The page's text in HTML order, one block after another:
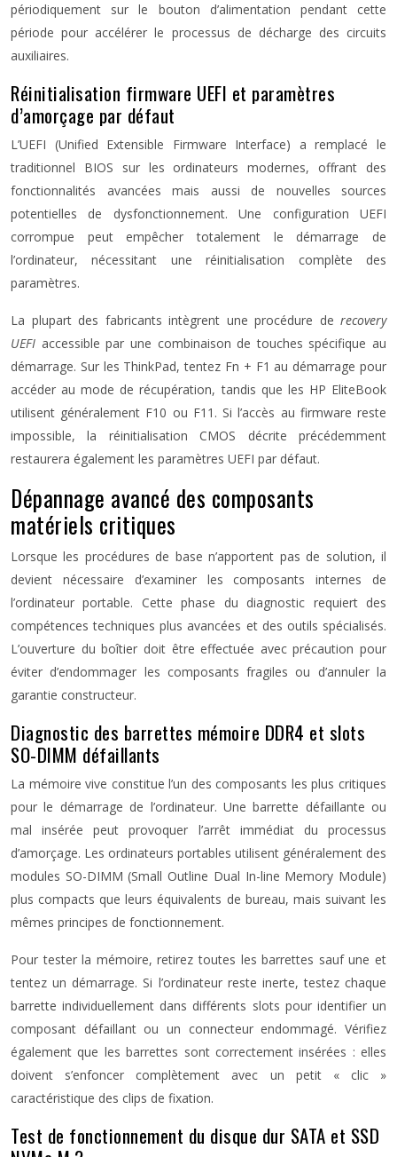
périodiquement sur le bouton d’alimentation pendant cette
période pour accélérer le processus de décharge des circuits
auxiliaires.
Réinitialisation firmware UEFI et paramètres
d’amorçage par défaut
L’UEFI (Unified Extensible Firmware Interface) a remplacé le
traditionnel BIOS sur les ordinateurs modernes, offrant des
fonctionnalités avancées mais aussi de nouvelles sources
potentielles de dysfonctionnement. Une configuration UEFI
corrompue peut empêcher totalement le démarrage de
l’ordinateur, nécessitant une réinitialisation complète des
paramètres.
La plupart des fabricants intègrent une procédure de recovery
UEFI accessible par une combinaison de touches spécifique au
démarrage. Sur les ThinkPad, tentez Fn + F1 au démarrage pour
accéder au mode de récupération, tandis que les HP EliteBook
utilisent généralement F10 ou F11. Si l’accès au firmware reste
impossible, la réinitialisation CMOS décrite précédemment
restaurera également les paramètres UEFI par défaut.
Dépannage avancé des composants
matériels critiques
Lorsque les procédures de base n’apportent pas de solution, il
devient nécessaire d’examiner les composants internes de
l’ordinateur portable. Cette phase du diagnostic requiert des
compétences techniques plus avancées et des outils spécialisés.
L’ouverture du boîtier doit être effectuée avec précaution pour
éviter d’endommager les composants fragiles ou d’annuler la
garantie constructeur.
Diagnostic des barrettes mémoire DDR4 et slots
SO-DIMM défaillants
La mémoire vive constitue l’un des composants les plus critiques
pour le démarrage de l’ordinateur. Une barrette défaillante ou
mal insérée peut provoquer l’arrêt immédiat du processus
d’amorçage. Les ordinateurs portables utilisent généralement des
modules SO-DIMM (Small Outline Dual In-line Memory Module)
plus compacts que leurs équivalents de bureau, mais suivant les
mêmes principes de fonctionnement.
Pour tester la mémoire, retirez toutes les barrettes sauf une et
tentez un démarrage. Si l’ordinateur reste inerte, testez chaque
barrette individuellement dans différents slots pour identifier un
composant défaillant ou un connecteur endommagé. Vérifiez
également que les barrettes sont correctement insérées : elles
doivent s’enfoncer complètement avec un petit « clic »
caractéristique des clips de fixation.
Test de fonctionnement du disque dur SATA et SSD